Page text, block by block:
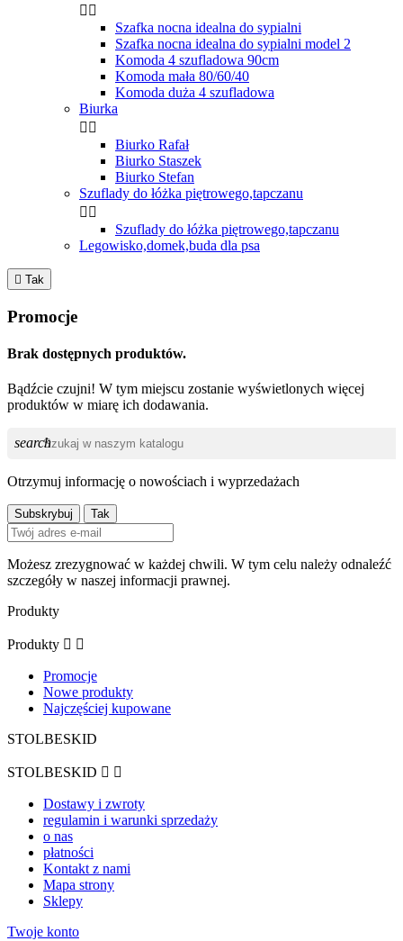
 
Szafka nocna idealna do sypialni
Szafka nocna idealna do sypialni model 2
Komoda 4 szufladowa 90cm
Komoda mała 80/60/40
Komoda duża 4 szufladowa
Biurka
 
Biurko Rafał
Biurko Staszek
Biurko Stefan
Szuflady do łóżka piętrowego,tapczanu
 
Szuflady do łóżka piętrowego,tapczanu
Legowisko,domek,buda dla psa
 Tak
Promocje
Brak dostępnych produktów.
Bądźcie czujni! W tym miejscu zostanie wyświetlonych więcej
produktów w miarę ich dodawania.
search
Otrzymuj informację o nowościach i wyprzedażach
Możesz zrezygnować w każdej chwili. W tym celu należy odnaleźć
szczegóły w naszej informacji prawnej.
Produkty
Produkty  
Promocje
Nowe produkty
Najczęściej kupowane
STOLBESKID
STOLBESKID  
Dostawy i zwroty
regulamin i warunki sprzedaży
o nas
płatności
Kontakt z nami
Mapa strony
Sklepy
Twoje konto